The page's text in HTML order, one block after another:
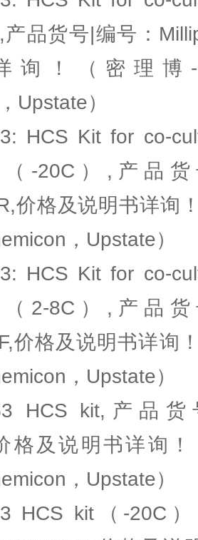
产品货号|编号：
询！（密理博-
Upstate）
3: HCS Kit for co-
（-20C）,产品
价格及说明书详询
，Upstate）
3: HCS Kit for co-
（2-8C）,产品
价格及说明书详询
，Upstate）
HCS kit,产品
格及说明书详询
，Upstate）
HCS kit（-20C